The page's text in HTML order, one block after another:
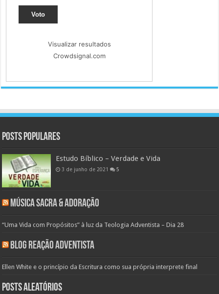
Voto
Visualizar resultados
Crowdsignal.com
Posts populares
Estudo Bíblico – Verdade e Vida
3 de junho de 2021 5
Música Sacra & Adoração
“Uma Vida com Propósitos” à luz da Teologia Adventista – Dia 28
Blog Reação Adventista
Ellen White e o princípio da Escritura como sua própria interprete final
Posts aleatórios